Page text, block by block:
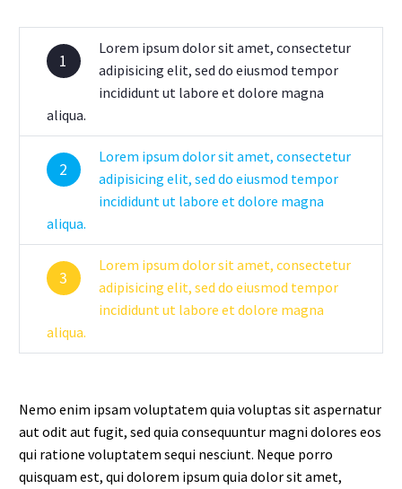
1
Lorem ipsum dolor sit amet, consectetur
adipisicing elit, sed do eiusmod tempor
incididunt ut labore et dolore magna
aliqua.
2
Lorem ipsum dolor sit amet, consectetur
adipisicing elit, sed do eiusmod tempor
incididunt ut labore et dolore magna
aliqua.
3
Lorem ipsum dolor sit amet, consectetur
adipisicing elit, sed do eiusmod tempor
incididunt ut labore et dolore magna
aliqua.
Nemo enim ipsam voluptatem quia voluptas sit aspernatur
aut odit aut fugit, sed quia consequuntur magni dolores eos
qui ratione voluptatem sequi nesciunt. Neque porro
quisquam est, qui dolorem ipsum quia dolor sit amet,